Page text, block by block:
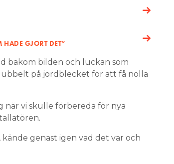
HADE GJORT DET”
bakom bilden och luckan som
på jordblecket för att få nolla
när vi skulle förbereda för nya
genast igen vad det var och